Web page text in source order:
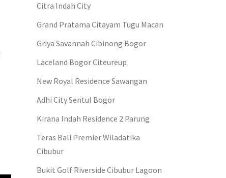
Citra Indah City
Grand Pratama Citayam Tugu Macan
Griya Savannah Cibinong Bogor
Laceland Bogor Citeureup
New Royal Residence Sawangan
Adhi City Sentul Bogor
Kirana Indah Residence 2 Parung
Teras Bali Premier Wiladatika
Cibubur
Bukit Golf Riverside Cibubur Lagoon